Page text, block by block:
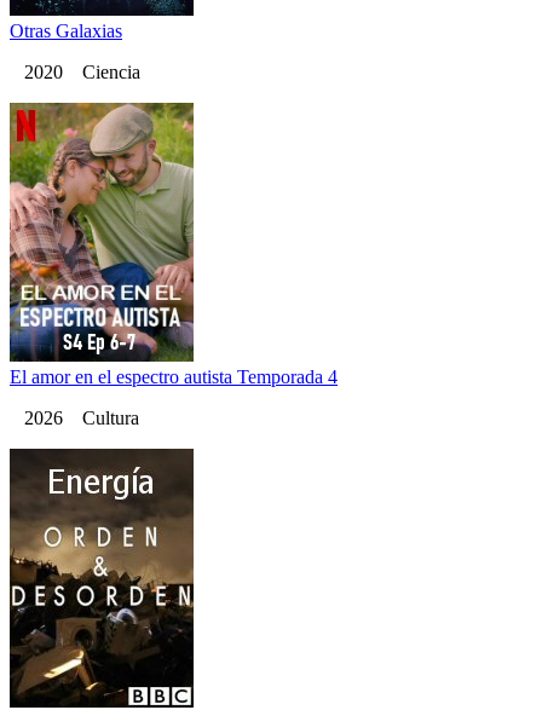
Otras Galaxias
2020 Ciencia
El amor en el espectro autista Temporada 4
2026 Cultura